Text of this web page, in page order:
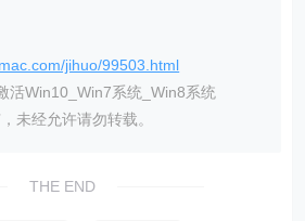
jihuo/99503.html
活Win10_Win7系统_Win8系统
未经允许请勿转载。
THE END